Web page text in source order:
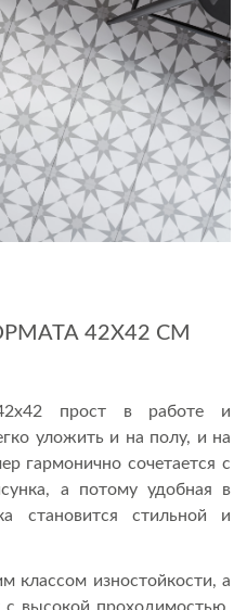
42Х42 СМ
прост в работе и
уложить и на полу, и на
гармонично сочетается с
а потому удобная в
становится стильной и
классом изностойкости, а